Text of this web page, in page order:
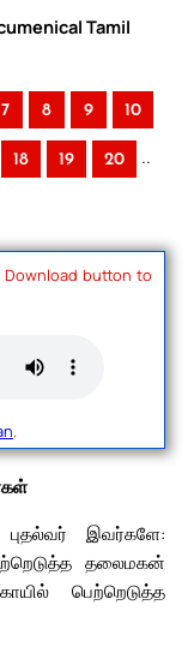
Tamil
7 8 9 10
18 19 20 ..
button to
.
புதல்வர் இவர்களே:
தலைமகன்
பெற்றெடுத்த